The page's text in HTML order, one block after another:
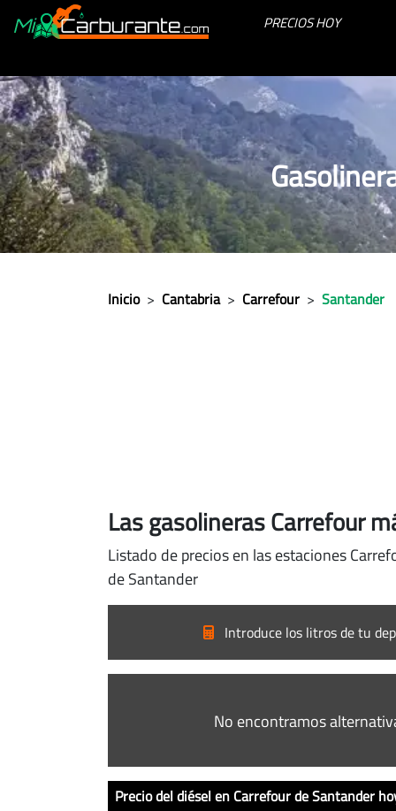
PRECIOS HOY
Inicio > Cantabria > Carrefour > Santander
Las gasolineras Carrefour
Listado de precios en las estaciones
de Santander
Introduce los litros de tu
No encontramos
Precio del diésel en Carrefour de Santander